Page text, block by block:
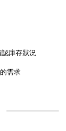
庫存狀況
需求